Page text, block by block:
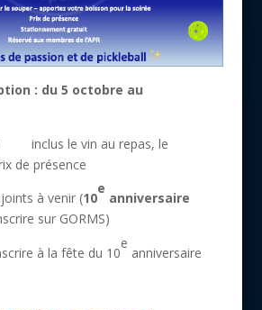
: du 5 octobre au
inclus le vin au repas, le
de présence
à venir (10
e
anniversaire
sur GORMS)
à la fête du 10
e
anniversaire